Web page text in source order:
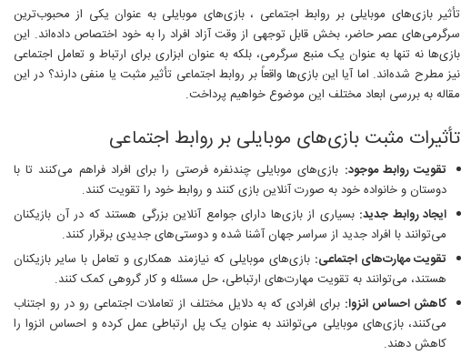
تأثیر بازی‌های موبایلی بر روابط اجتماعی ، بازی‌های موبایلی به عنوان یکی از محبوب‌ترین
سرگرمی‌های عصر حاضر، بخش قابل توجهی از وقت آزاد افراد را به خود اختصاص داده‌اند. این
بازی‌ها نه تنها به عنوان یک منبع سرگرمی، بلکه به عنوان ابزاری برای ارتباط و تعامل اجتماعی
نیز مطرح شده‌اند. اما آیا این بازی‌ها واقعاً بر روابط اجتماعی تأثیر مثبت یا منفی دارند؟ در این
مقاله به بررسی ابعاد مختلف این موضوع خواهیم پرداخت.
تأثیرات مثبت بازی‌های موبایلی بر روابط اجتماعی
تقویت روابط موجود: بازی‌های موبایلی چندنفره فرصتی را برای افراد فراهم می‌کنند تا با
دوستان و خانواده خود به صورت آنلاین بازی کنند و روابط خود را تقویت کنند.
ایجاد روابط جدید: بسیاری از بازی‌ها دارای جوامع آنلاین بزرگی هستند که در آن بازیکنان
می‌توانند با افراد جدید از سراسر جهان آشنا شده و دوستی‌های جدیدی برقرار کنند.
تقویت مهارت‌های اجتماعی: بازی‌های موبایلی که نیازمند همکاری و تعامل با سایر بازیکنان
هستند، می‌توانند به تقویت مهارت‌های ارتباطی، حل مسئله و کار گروهی کمک کنند.
کاهش احساس انزوا: برای افرادی که به دلایل مختلف از تعاملات اجتماعی رو در رو اجتناب
می‌کنند، بازی‌های موبایلی می‌توانند به عنوان یک پل ارتباطی عمل کرده و احساس انزوا را
کاهش دهند.